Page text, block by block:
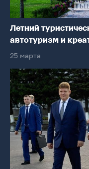
Летний
автотуризм и
25 марта